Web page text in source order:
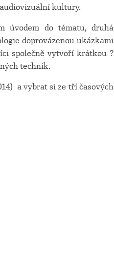
kultury.
úvodem do tématu, druhá
doprovázenou ukázkami
společně vytvoří krátkou ?
technik.
a vybrat si ze tří časových